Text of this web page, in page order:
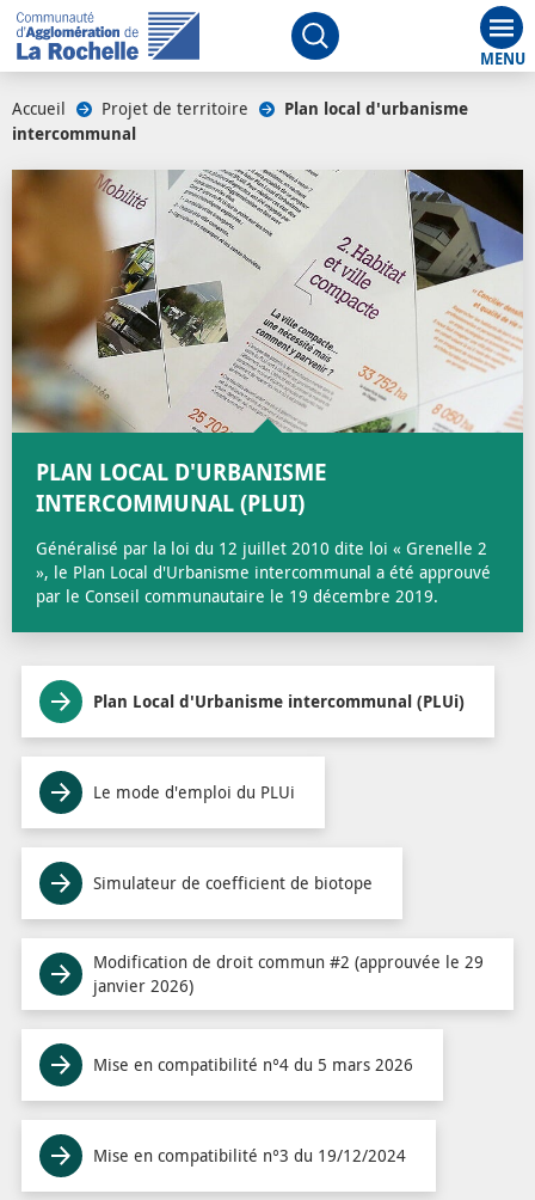
Ouvrir le moteur de
Accueil Projet de territoire
Plan local d'urbanisme
intercommunal
PLAN LOCAL D'URBANISME
INTERCOMMUNAL (PLUI)
Généralisé par la loi du 12 juillet 2010 dite loi « Grenelle 2
», le Plan Local d'Urbanisme intercommunal a été approuvé
par le Conseil communautaire le 19 décembre 2019.
Plan Local d'Urbanisme intercommunal (PLUi)
Le mode d'emploi du PLUi
Simulateur de coefficient de biotope
Modification de droit commun #2 (approuvée le 29
janvier 2026)
Mise en compatibilité n°4 du 5 mars 2026
Mise en compatibilité n°3 du 19/12/2024